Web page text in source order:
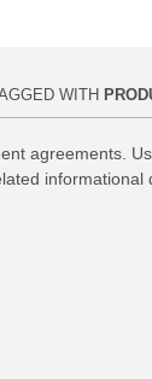
WITH
agreements.